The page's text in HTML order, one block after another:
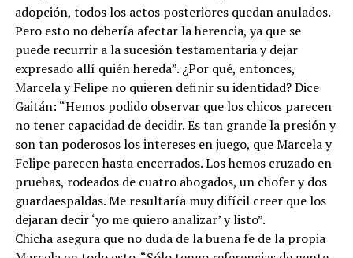
adopción, todos los actos posteriores quedan anulados.
Pero esto no debería afectar la herencia, ya que se
puede recurrir a la sucesión testamentaria y dejar
expresado allí quién hereda”. ¿Por qué, entonces,
Marcela y Felipe no quieren definir su identidad? Dice
Gaitán: “Hemos podido observar que los chicos parecen
no tener capacidad de decidir. Es tan grande la presión y
son tan poderosos los intereses en juego, que Marcela y
Felipe parecen hasta encerrados. Los hemos cruzado en
pruebas, rodeados de cuatro abogados, un chofer y dos
guardaespaldas. Me resultaría muy difícil creer que los
dejaran decir ‘yo me quiero analizar’ y listo”.
Chicha asegura que no duda de la buena fe de la propia